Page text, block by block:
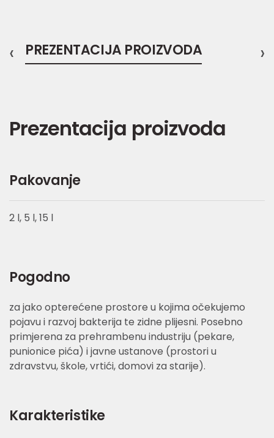
PREZENTACIJA PROIZVODA
‹ ›
Prezentacija proizvoda
Pakovanje
2 l, 5 l, 15 l
Pogodno
za jako opterećene prostore u kojima očekujemo
pojavu i razvoj bakterija te zidne plijesni. Posebno
primjerena za prehrambenu industriju (pekare,
punionice pića) i javne ustanove (prostori u
zdravstvu, škole, vrtići, domovi za starije).
Karakteristike